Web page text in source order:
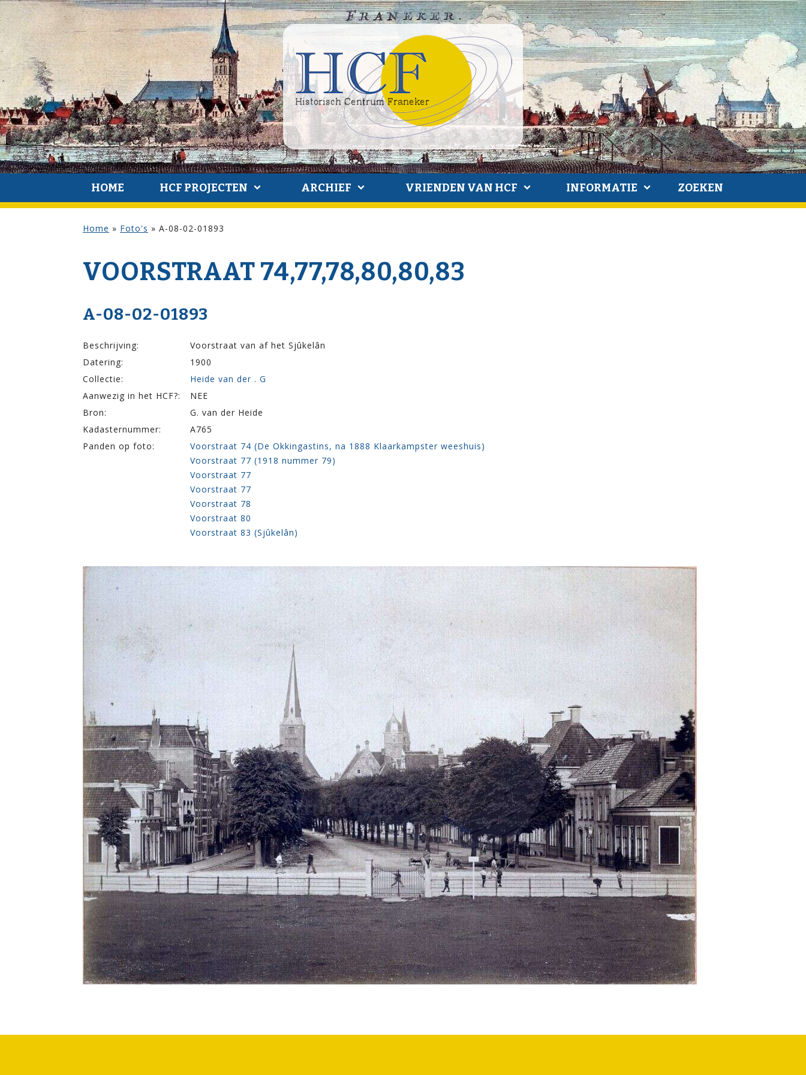
HOME HCF PROJECTEN ARCHIEF VRIENDEN VAN HCF INFORMATIE ZOEKEN
Home » Foto's » A-08-02-01893
VOOR­STRAAT 74,77,78,80,80,83
A-08-02-01893
Beschrijving:
Voorstraat van af het Sjûkelân
Datering:
1900
Collectie:
Heide van der . G
Aanwezig in het HCF?:
NEE
Bron:
G. van der Heide
Kadasternummer:
A765
Panden op foto:
Voorstraat 74 (De Okkingastins, na 1888 Klaarkampster weeshuis)
Voorstraat 77 (1918 nummer 79)
Voorstraat 77
Voorstraat 77
Voorstraat 78
Voorstraat 80
Voorstraat 83 (Sjûkelân)